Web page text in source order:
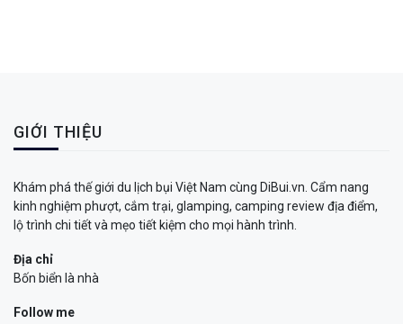
GIỚI THIỆU
Khám phá thế giới du lịch bụi Việt Nam cùng DiBui.vn. Cẩm nang
kinh nghiệm phượt, cắm trại, glamping, camping review địa điểm,
lộ trình chi tiết và mẹo tiết kiệm cho mọi hành trình.
Địa chỉ
Bốn biển là nhà
Follow me